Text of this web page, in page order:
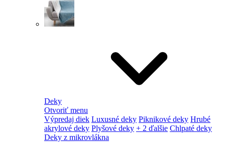
Deky
Otvoriť menu
Výpredaj diek Luxusné deky Piknikové deky Hrubé
akrylové deky Plyšové deky + 2 ďalšie Chlpaté deky
Deky z mikrovlákna